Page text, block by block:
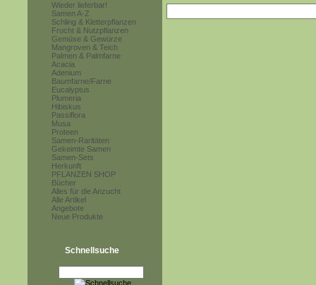
Wieder lieferbar!
Samen A-Z
Schling & Kletterpflanzen
Frucht & Nutzpflanzen
Gemüse & Gewürze
Mangroven & Teich
Palmen & Palmfarne
Acacia
Adenium
Baumfarne/Farne
Eucalyptus
Plumeria
Hibiskus
Passiflora
Musa
Proteen
Samen-Raritäten
Gekeimte Samen
Samen-Sets
Herkunft
PFLANZEN SHOP
Bücher
Alles für die Anzucht
Alle Artikel
Angebote
Neue Produkte
Schnellsuche